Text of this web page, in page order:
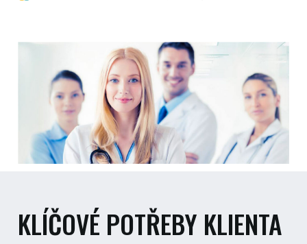
KLÍČOVÉ POTŘEBY KLIENTA